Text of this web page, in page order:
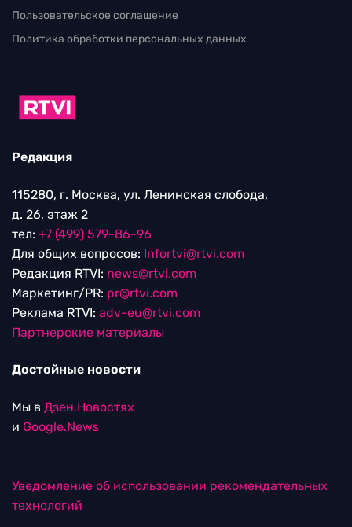
Пользовательское соглашение
Политика обработки персональных данных
Редакция
115280, г. Москва, ул. Ленинская слобода,
д. 26, этаж 2
тел: +7 (499) 579-86-96
Для общих вопросов: Infortvi@rtvi.com
Редакция RTVI: news@rtvi.com
Маркетинг/PR: pr@rtvi.com
Реклама RTVI: adv-eu@rtvi.com
Партнерские материалы
Достойные новости
Мы в Дзен.Новостях
и Google.News
Уведомление об использовании рекомендательных
технологий